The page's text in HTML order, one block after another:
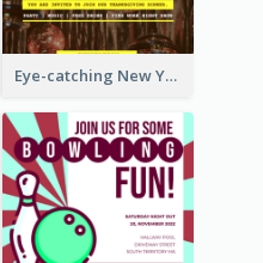
Eye-catching New Year Eve Dinner Invitation Design Ideas